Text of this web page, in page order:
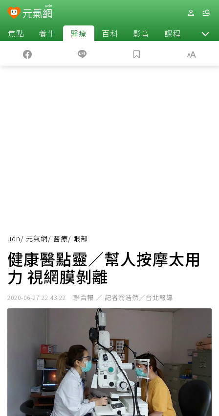
焦點 養生 醫療 百科 影音 課程 退休
udn/ 元氣網/ 醫療/ 眼部
健康醫點靈／幫人按摩太用
力 視網膜剝離
2020-06-27 22:43:22 聯合報 ／ 記者翁浩然／台北報導